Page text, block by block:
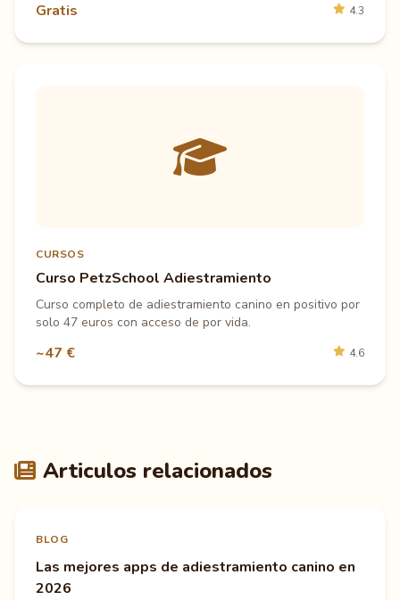
Gratis 4.3
CURSOS
Curso PetzSchool Adiestramiento
Curso completo de adiestramiento canino en positivo por
solo 47 euros con acceso de por vida.
~47 € 4.6
Articulos relacionados
BLOG
Las mejores apps de adiestramiento canino en
2026